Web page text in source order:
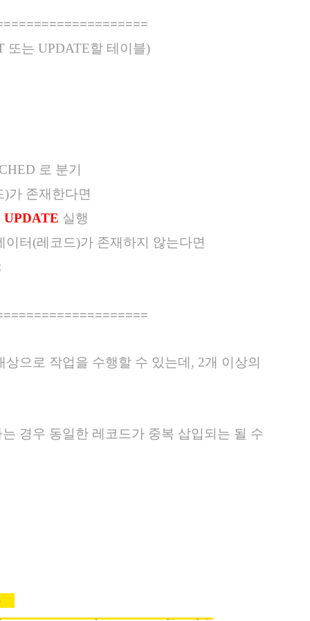
는 UPDATE할 테이블)
로 분기
가 존재한다면
UPDATE 실행
터(레코드)가 존재하지 않는다면
으로 작업을 수행할 수 있는데, 2개 이상의
경우 동일한 레코드가 중복 삽입되는 될 수